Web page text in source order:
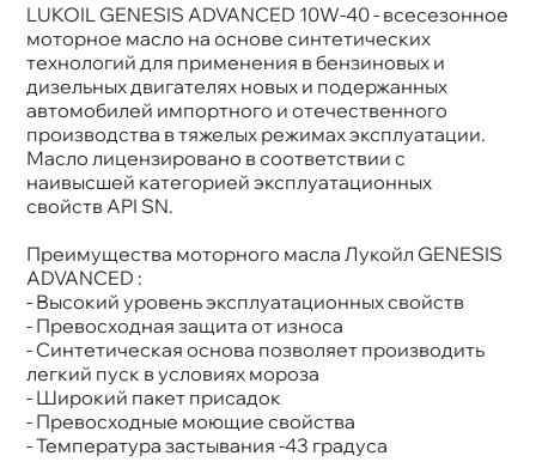
LUKOIL GENESIS ADVANCED 10W-40 - всесезонное
моторное масло на основе синтетических
технологий для применения в бензиновых и
дизельных двигателях новых и подержанных
автомобилей импортного и отечественного
производства в тяжелых режимах эксплуатации.
Масло лицензировано в соответствии с
наивысшей категорией эксплуатационных
свойств API SN.
Преимущества моторного масла Лукойл GENESIS
ADVANCED :
- Высокий уровень эксплуатационных свойст
- Превосходная защита от износа
- Синтетическая основа позволяет производить
легкий пуск в условиях мороза
- Широкий пакет присадок
- Превосходные моющие свойства
- Температура застывания -43 градуса
язкость
10W-40
Тип масла
Полусинтетика
Допуски
MB 229.3; VW 502 00/505 00; Opel GM-LL-
A/B-025; Renault RN 0700/0710; PSA B71
2300/2294; Fiat 9.55535-G2
Спецификации
API SN/CF; ACEA A3/B3, A3/B4
Объем
Артикул
3148648
Применение
Двигатель